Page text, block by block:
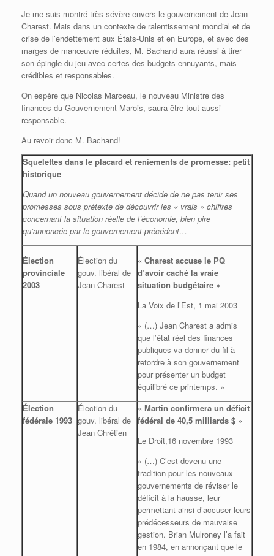
Je me suis montré très sévère envers le gouvernement de Jean
Charest. Mais dans un contexte de ralentissement mondial et de
crise de l’endettement aux États-Unis et en Europe, et avec des
marges de manœuvre réduites, M. Bachand aura réussi à tirer
son épingle du jeu avec certes des budgets ennuyants, mais
crédibles et responsables.
On espère que Nicolas Marceau, le nouveau Ministre des
finances du Gouvernement Marois, saura être tout aussi
responsable.
Au revoir donc M. Bachand!
Squelettes dans le placard et reniements de promesse: petit
historique
Quand un nouveau gouvernement décide de ne pas tenir ses
promesses sous prétexte de découvrir les « vrais » chiffres
concernant la situation réelle de l’économie, bien pire
qu’annoncée par le gouvernement précédent…
Élection
provinciale
2003
Élection du
gouv. libéral de
Jean Charest
« Charest accuse le PQ
d’avoir caché la vraie
situation budgétaire »
La Voix de l’Est, 1 mai 2003
« (…) Jean Charest a admis
que l’état réel des finances
publiques va donner du fil à
retordre à son gouvernement
pour présenter un budget
équilibré ce printemps. »
Élection
fédérale 1993
Élection du
gouv. libéral de
Jean Chrétien
« Martin confirmera un déficit
fédéral de 40,5 milliards $ »
Le Droit,16 novembre 1993
« (…) C’est devenu une
tradition pour les nouveaux
gouvernements de réviser le
déficit à la hausse, leur
permettant ainsi d’accuser leurs
prédécesseurs de mauvaise
gestion. Brian Mulroney l’a fait
en 1984, en annonçant que le